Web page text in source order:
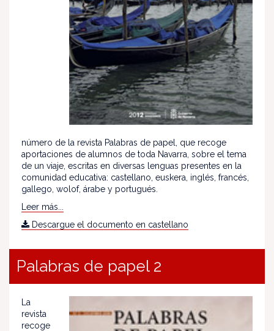
número de la revista Palabras de papel, que recoge
aportaciones de alumnos de toda Navarra, sobre el tema
de un viaje, escritas en diversas lenguas presentes en la
comunidad educativa: castellano, euskera, inglés, francés,
gallego, wolof, árabe y portugués.
Leer más...
Descargue el documento en castellano
Palabras de papel 2
La
revista
recoge